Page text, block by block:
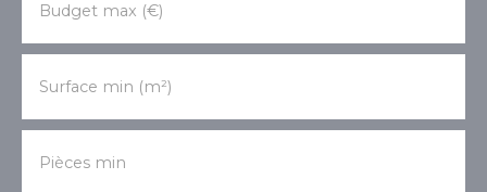
Budget max (€)
Surface min (m²)
Pièces min